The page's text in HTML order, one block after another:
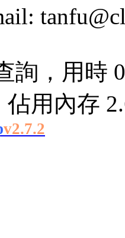
詢，用時
用內存
v2.7.2